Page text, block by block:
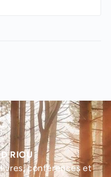
RIOU
conférences et